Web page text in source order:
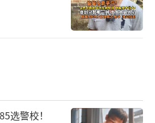
选警校！